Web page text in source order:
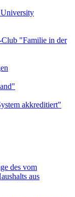
des vom
aus